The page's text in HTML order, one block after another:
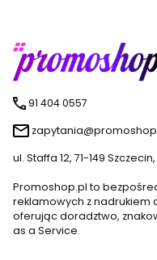
91 404 0557
ul. Staffa 12, 71-149 Szczecin,
Promoshop.pl to
reklamowych z nadrukiem
oferując doradztwo,
as a Service.